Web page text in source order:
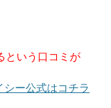
という口コミが
ー公式はコチラ